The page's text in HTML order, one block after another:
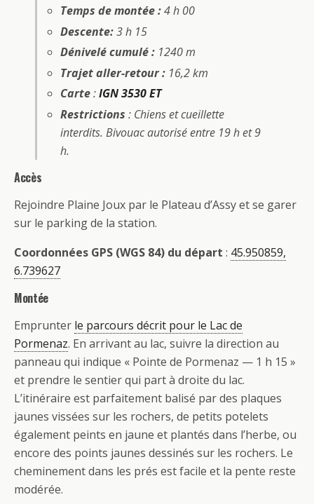
Temps de montée :4 h 00
Descente:3 h 15
Dénivelé cumulé : 1240 m
Trajet aller-retour :16,2 km
Carte:IGN 3530 ET
Restrictions : Chiens et cueillette
interdits. Bivouac autorisé entre 19 h et 9
h.
Accès
Rejoindre Plaine Joux par le Plateau d’Assy et se garer
sur le parking de la station.
Coordonnées GPS (WGS 84) du départ : 45.950859,
6.739627
Montée
Emprunter le parcours décrit pour le Lac de
Pormenaz. En arrivant au lac, suivre la direction au
panneau qui indique « Pointe de Pormenaz — 1 h 15 »
et prendre le sentier qui part à droite du lac.
L’itinéraire est parfaitement balisé par des plaques
jaunes vissées sur les rochers, de petits potelets
également peints en jaune et plantés dans l’herbe, ou
encore des points jaunes dessinés sur les rochers. Le
cheminement dans les prés est facile et la pente reste
modérée.